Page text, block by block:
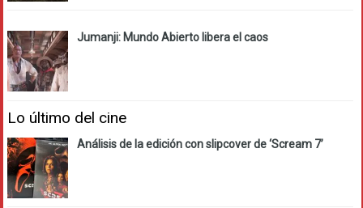
Jumanji: Mundo Abierto libera el caos
Lo último del cine
Análisis de la edición con slipcover de ‘Scream 7’